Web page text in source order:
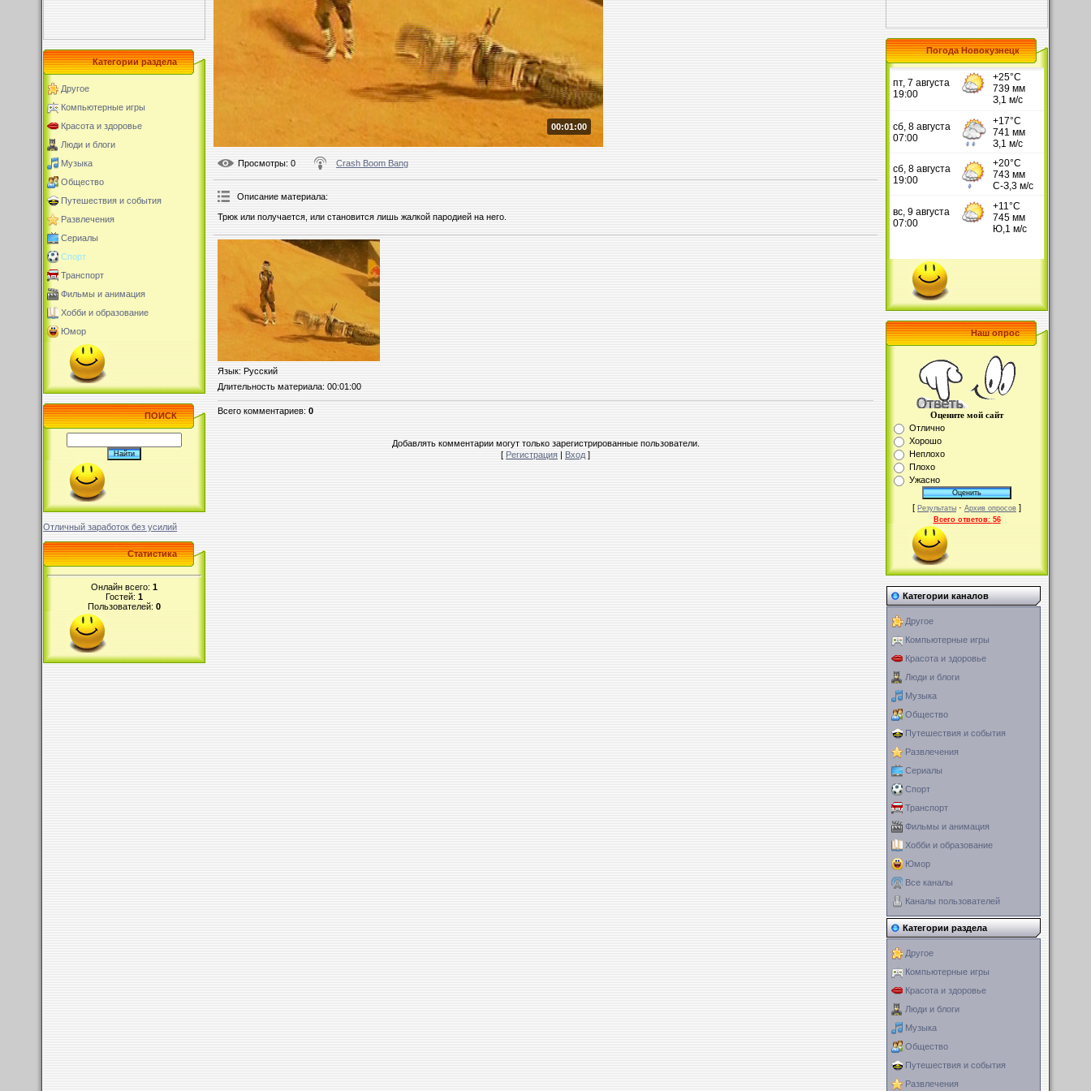
Категории раздела
Другое
Компьютерные игры
Красота и здоровье
Люди и блоги
Музыка
Общество
Путешествия и события
Развлечения
Сериалы
Спорт
Транспорт
Фильмы и анимация
Хобби и образование
Юмор
ПОИСК
Отличный заработок без усилий
Статистика
Онлайн всего: 1
Гостей: 1
Пользователей: 0
00:01:00
Просмотры: 0 Crash Boom Bang
Описание материала:
Трюк или получается, или становится лишь жалкой пародией на него.
Язык: Русский
Длительность материала: 00:01:00
Всего комментариев:0
Добавлять комментарии могут только зарегистрированные пользователи.
[Регистрация|Вход]
Погода Новокузнецк
Наш опрос
Оцените мой сайт
Отлично
Хорошо
Неплохо
Плохо
Ужасно
[ Результаты · Архив опросов ]
Всего ответов: 56
Категории каналов
Другое
Компьютерные игры
Красота и здоровье
Люди и блоги
Музыка
Общество
Путешествия и события
Развлечения
Сериалы
Спорт
Транспорт
Фильмы и анимация
Хобби и образование
Юмор
Все каналы
Каналы пользователей
Категории раздела
Другое
Компьютерные игры
Красота и здоровье
Люди и блоги
Музыка
Общество
Путешествия и события
Развлечения